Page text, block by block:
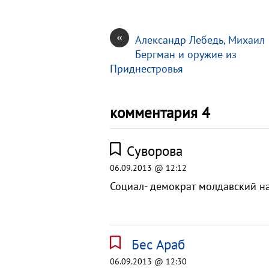
«
Александр Лебедь, Михаил
Бергман и оружие из
Приднестровья
комментария 4
Суворова
06.09.2013 @ 12:12
Социал- демократ молдавский
Бес Араб
06.09.2013 @ 12:30